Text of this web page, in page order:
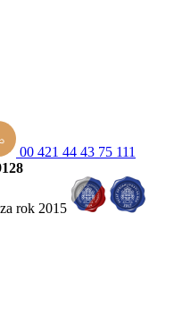
00 421 44 43 75 111